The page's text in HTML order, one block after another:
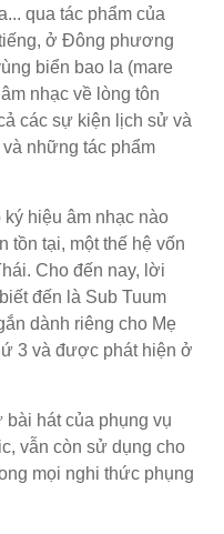
qua tác phẩm của
ở Đông phương
biển bao la (mare
nhạc về lòng tôn
các sự kiện lịch sử và
những tác phẩm
hiệu âm nhạc nào
tồn tại, một thế hệ vốn
Cho đến nay, lời
đến là Sub Tuum
dành riêng cho Mẹ
3 và được phát hiện ở
bài hát của phụng vụ
vẫn còn sử dụng cho
mọi nghi thức phụng